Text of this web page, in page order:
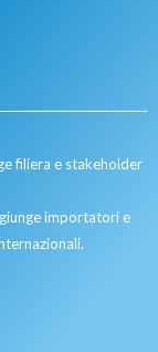
filiera e stakeholder
importatori e